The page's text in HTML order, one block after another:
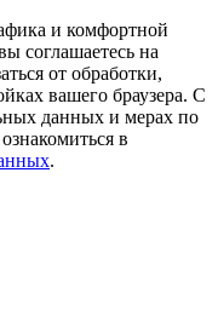
и комфортной
соглашаетесь на
от обработки,
вашего браузера. С
данных и мерах по
в
.